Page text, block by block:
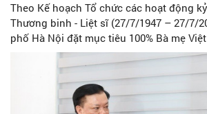
Theo Kế hoạch Tổ chức các hoạt động
Thương binh - Liệt sĩ (27/7/1947 – 27/7/
phố Hà Nội đặt mục tiêu 100% Bà mẹ
còn sống được chăm sóc chu đáo về
tinh thần, đảm bảo có cuộc sống tốt nhất.